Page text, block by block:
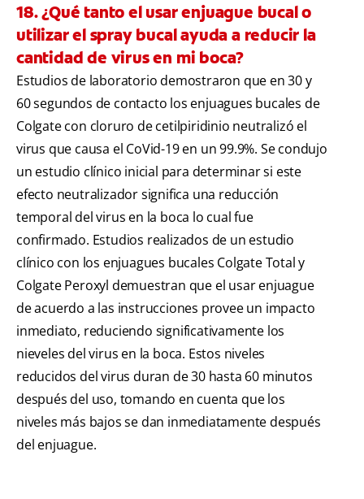
18. ¿Qué tanto el usar enjuague bucal o
utilizar el spray bucal ayuda a reducir la
cantidad de virus en mi boca?
Estudios de laboratorio demostraron que en 30 y
60 segundos de contacto los enjuagues bucales de
Colgate con cloruro de cetilpiridinio neutralizó el
virus que causa el CoVid-19 en un 99.9%. Se condujo
un estudio clínico inicial para determinar si este
efecto neutralizador significa una reducción
temporal del virus en la boca lo cual fue
confirmado. Estudios realizados de un estudio
clínico con los enjuagues bucales Colgate Total y
Colgate Peroxyl demuestran que el usar enjuague
de acuerdo a las instrucciones provee un impacto
inmediato, reduciendo significativamente los
nieveles del virus en la boca. Estos niveles
reducidos del virus duran de 30 hasta 60 minutos
después del uso, tomando en cuenta que los
niveles más bajos se dan inmediatamente después
del enjuague.